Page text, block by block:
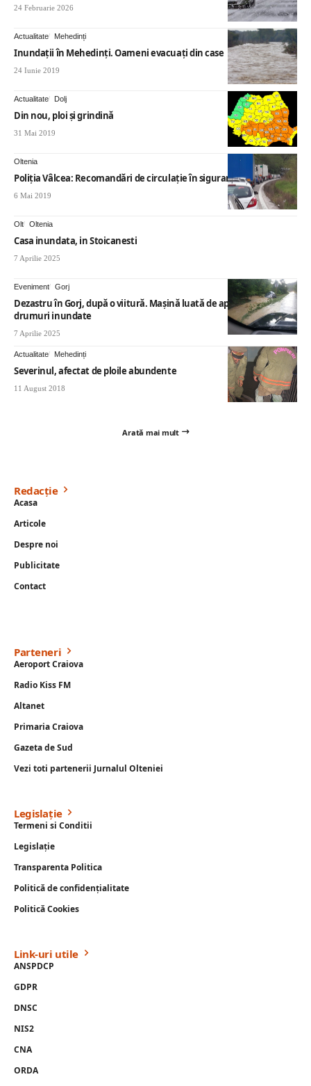
24 Februarie 2026
Actualitate Mehedinți
Inundații în Mehedinți. Oameni evacuați din case
24 Iunie 2019
Actualitate Dolj
Din nou, ploi şi grindină
31 Mai 2019
Oltenia
Poliţia Vâlcea: Recomandări de circulaţie în siguranţă pe şosele
6 Mai 2019
Olt Oltenia
Casa inundata, in Stoicanesti
7 Aprilie 2025
Eveniment Gorj
Dezastru în Gorj, după o viitură. Maşină luată de ape, culturi şi
drumuri inundate
7 Aprilie 2025
Actualitate Mehedinți
Severinul, afectat de ploile abundente
11 August 2018
Arată mai mult
Redacție
Acasa
Articole
Despre noi
Publicitate
Contact
Parteneri
Aeroport Craiova
Radio Kiss FM
Altanet
Primaria Craiova
Gazeta de Sud
Vezi toti partenerii Jurnalul Olteniei
Legislație
Termeni si Conditii
Legislație
Transparenta Politica
Politică de confidențialitate
Politică Cookies
Link-uri utile
ANSPDCP
GDPR
DNSC
NIS2
CNA
ORDA